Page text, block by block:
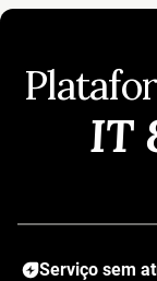
IT
Serviço sem